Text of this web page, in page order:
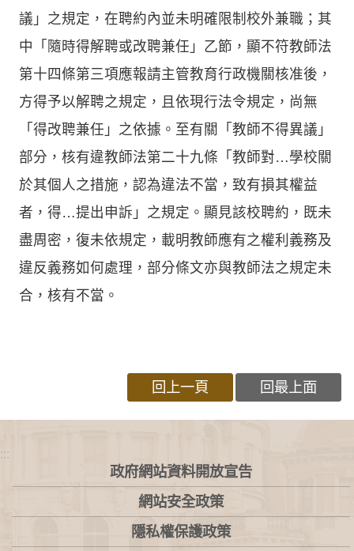
議」之規定，在聘約內並未明確限制校外兼職；其
中「隨時得解聘或改聘兼任」乙節，顯不符教師法
第十四條第三項應報請主管教育行政機關核准後，
方得予以解聘之規定，且依現行法令規定，尚無
「得改聘兼任」之依據。至有關「教師不得異議」
部分，核有違教師法第二十九條「教師對…學校關
於其個人之措施，認為違法不當，致有損其權益
者，得…提出申訴」之規定。顯見該校聘約，既未
盡周密，復未依規定，載明教師應有之權利義務及
違反義務如何處理，部分條文亦與教師法之規定未
合，核有不當。
回上一頁 回最上面
:::
政府網站資料開放宣告
網站安全政策
隱私權保護政策